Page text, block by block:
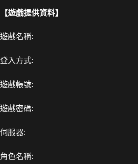
【遊戲提供資料】
遊戲名稱:
登入方式:
遊戲帳號:
遊戲密碼:
伺服器:
角色名稱: